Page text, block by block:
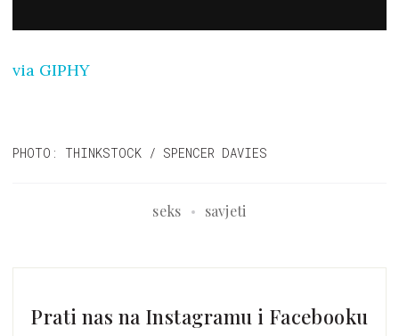
via GIPHY
PHOTO: THINKSTOCK / SPENCER DAVIES
seks savjeti
Prati nas na Instagramu i Facebooku